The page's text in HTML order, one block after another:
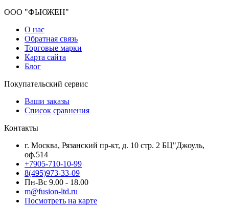
ООО "ФЬЮЖЕН"
О нас
Обратная связь
Торговые марки
Карта сайта
Блог
Покупательский сервис
Ваши заказы
Список сравнения
Контакты
г. Москва, Рязанский пр-кт, д. 10 стр. 2 БЦ"Джоуль,
оф.514
+7905-710-10-99
8(495)973-33-09
Пн-Вс 9.00 - 18.00
m@fusion-ltd.ru
Посмотреть на карте